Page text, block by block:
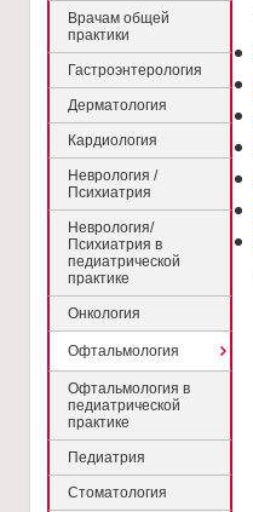
Врачам общей
практики
Гастроэнтерология
Дерматология
Кардиология
Неврология /
Психиатрия
Неврология/
Психиатрия в
педиатрической
практике
Онкология
Офтальмология
Офтальмология в
педиатрической
практике
Педиатрия
Стоматология